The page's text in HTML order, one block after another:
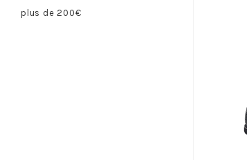
CERVONE H
plus de 200€